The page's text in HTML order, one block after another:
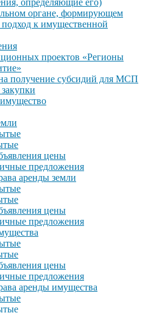
органе, формирующем
к имущественной
проектов «Регионы
получение субсидий для МСП
цены
предложения
аренды земли
цены
предложения
цены
предложения
аренды имущества